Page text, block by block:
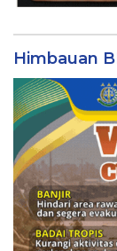
Himbauan